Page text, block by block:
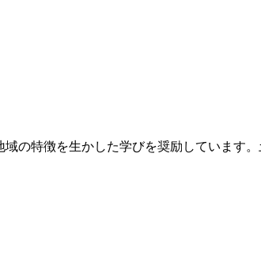
の特徴を生かした学びを奨励しています